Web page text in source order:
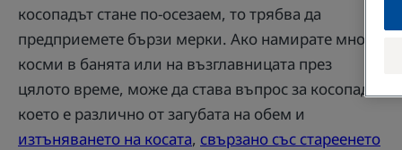
косопадът стане по-осезаем, то трябва да
предприемете бързи мерки. Ако намирате много
косми в банята или на възглавницата през
цялото време, може да става въпрос за косопад,
което е различно от загубата на обем и
изтъняването на косата, свързано със стареенето